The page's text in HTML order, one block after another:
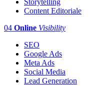
Storytelling
Content Editoriale
04 Online Visibility
SEO
Google Ads
Meta Ads
Social Media
Lead Generation